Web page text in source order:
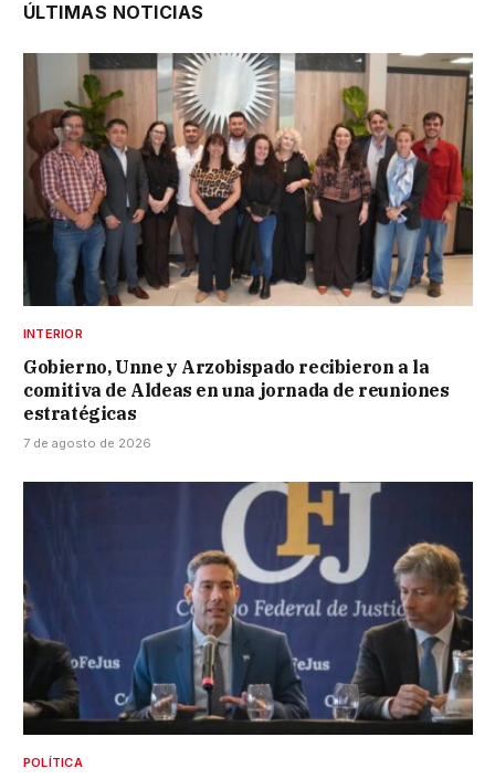
ÚLTIMAS NOTICIAS
INTERIOR
Gobierno, Unne y Arzobispado recibieron a la
comitiva de Aldeas en una jornada de reuniones
estratégicas
7 de agosto de 2026
POLÍTICA